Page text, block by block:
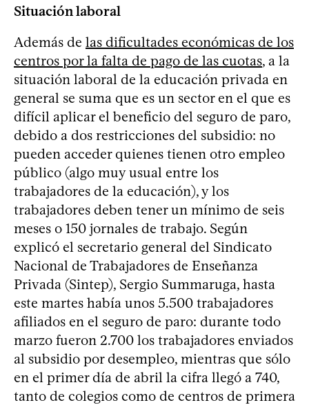
Situación laboral
Además de las dificultades económicas de los
centros por la falta de pago de las cuotas, a la
situación laboral de la educación privada en
general se suma que es un sector en el que es
difícil aplicar el beneficio del seguro de paro,
debido a dos restricciones del subsidio: no
pueden acceder quienes tienen otro empleo
público (algo muy usual entre los
trabajadores de la educación), y los
trabajadores deben tener un mínimo de seis
meses o 150 jornales de trabajo. Según
explicó el secretario general del Sindicato
Nacional de Trabajadores de Enseñanza
Privada (Sintep), Sergio Summaruga, hasta
este martes había unos 5.500 trabajadores
afiliados en el seguro de paro: durante todo
marzo fueron 2.700 los trabajadores enviados
al subsidio por desempleo, mientras que sólo
en el primer día de abril la cifra llegó a 740,
tanto de colegios como de centros de primera